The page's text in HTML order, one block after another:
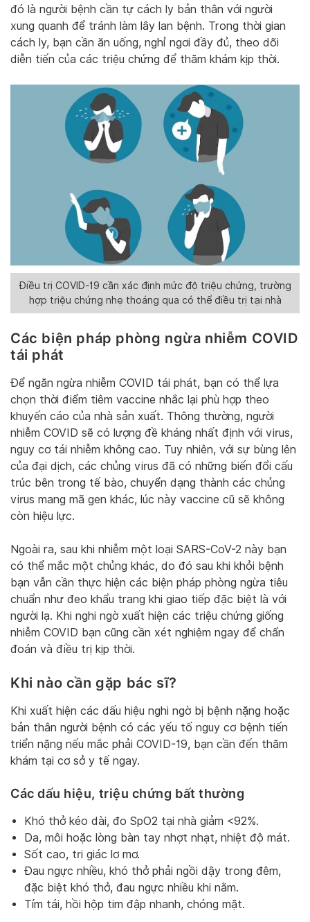
đó là người bệnh cần tự cách ly bản thân với người
xung quanh để tránh làm lây lan bệnh. Trong thời gian
cách ly, bạn cần ăn uống, nghỉ ngơi đầy đủ, theo dõi
diễn tiến của các triệu chứng để thăm khám kịp thời.
Điều trị COVID-19 cần xác định mức độ triệu chứng, trường
hợp triệu chứng nhẹ thoáng qua có thể điều trị tại nhà
Các biện pháp phòng ngừa nhiễm COVID
tái phát
Để ngăn ngừa nhiễm COVID tái phát, bạn có thể lựa
chọn thời điểm tiêm vaccine nhắc lại phù hợp theo
khuyến cáo của nhà sản xuất. Thông thường, người
nhiễm COVID sẽ có lượng đề kháng nhất định với virus,
nguy cơ tái nhiễm không cao. Tuy nhiên, với sự bùng lên
của đại dịch, các chủng virus đã có những biến đổi cấu
trúc bên trong tế bào, chuyển dạng thành các chủng
virus mang mã gen khác, lúc này vaccine cũ sẽ không
còn hiệu lực.
Ngoài ra, sau khi nhiễm một loại SARS-CoV-2 này bạn
có thể mắc một chủng khác, do đó sau khi khỏi bệnh
bạn vẫn cần thực hiện các biện pháp phòng ngừa tiêu
chuẩn như đeo khẩu trang khi giao tiếp đặc biệt là với
người lạ. Khi nghi ngờ xuất hiện các triệu chứng giống
nhiễm COVID bạn cũng cần xét nghiệm ngay để chẩn
đoán và điều trị kịp thời.
Khi nào cần gặp bác sĩ?
Khi xuất hiện các dấu hiệu nghi ngờ bị bệnh nặng hoặc
bản thân người bệnh có các yếu tố nguy cơ bệnh tiến
triển nặng nếu mắc phải COVID-19, bạn cần đến thăm
khám tại cơ sở y tế ngay.
Các dấu hiệu, triệu chứng bất thường
Khó thở kéo dài, đo SpO2 tại nhà giảm <92%.
Da, môi hoặc lòng bàn tay nhợt nhạt, nhiệt độ mát.
Sốt cao, tri giác lơ mơ.
Đau ngực nhiều, khó thở phải ngồi dậy trong đêm,
đặc biệt khó thở, đau ngực nhiều khi nằm.
Tím tái, hồi hộp tim đập nhanh, chóng mặt.